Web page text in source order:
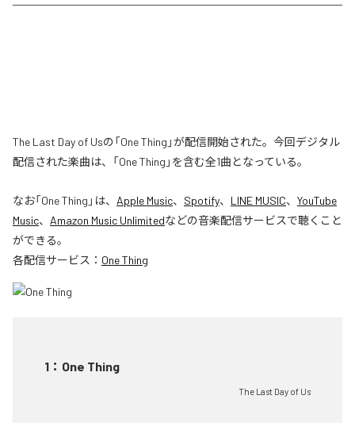
The Last Day of Usの「One Thing」が配信開始された。今回デジタル
配信された楽曲は、「One Thing」を含む全1曲となっている。
なお「One Thing 」は、 Apple Music、 Spotify、 LINE MUSIC、 YouTube
Music、 Amazon Music Unlimitedなどの音楽配信サービスで聴くこと
ができる。
各配信サービス： One Thing
1 ： One Thing
The Last Day of Us